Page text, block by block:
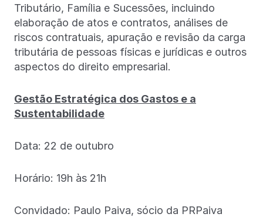
Tributário, Família e Sucessões, incluindo
elaboração de atos e contratos, análises de
riscos contratuais, apuração e revisão da carga
tributária de pessoas físicas e jurídicas e outros
aspectos do direito empresarial.
Gestão Estratégica dos Gastos e a
Sustentabilidade
Data: 22 de outubro
Horário: 19h às 21h
Convidado: Paulo Paiva, sócio da PRPaiva